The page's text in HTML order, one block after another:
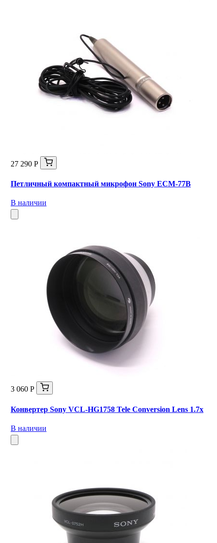
27 290 Р
Петличный компактный микрофон Sony ECM‑77B
В наличии
3 060 Р
Конвертер Sony VCL-HG1758 Tele Conversion Lens 1.7x
В наличии